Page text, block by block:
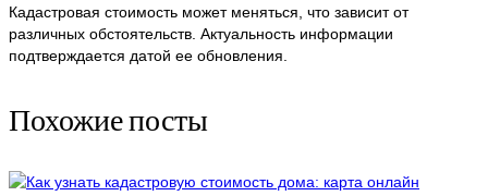
Кадастровая стоимость может меняться, что зависит от
различных обстоятельств. Актуальность информации
подтверждается датой ее обновления.
Похожие посты